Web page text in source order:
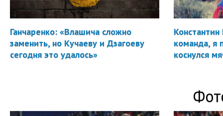
Ганчаренко: «Влашича сложно
заменить, но Кучаеву и Дзагоеву
сегодня это удалось»
Константин
команда, я
коснулся